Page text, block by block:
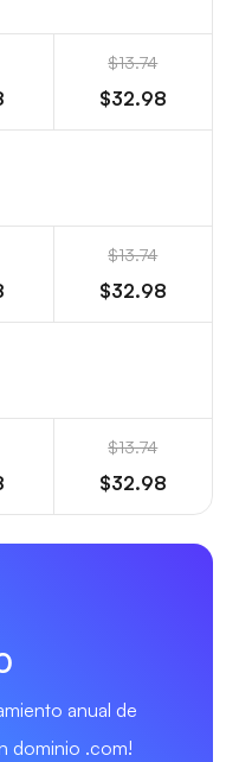
$13.74
$32.98
$13.74
$32.98
$13.74
$32.98
anual de
dominio .com!